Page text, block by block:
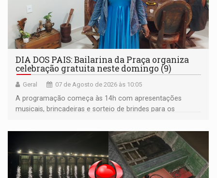
DIA DOS PAIS: Bailarina da Praça organiza
celebração gratuita neste domingo (9)
Geral 07 de Agosto de 2026 às 10:05
A programação começa às 14h com apresentações
musicais, brincadeiras e sorteio de brindes para os
bolo e canto de parabéns dedicado aos pais